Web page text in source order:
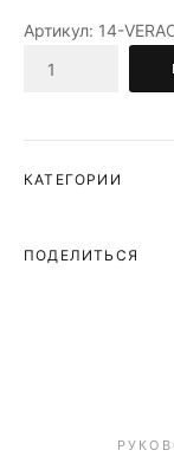
Артикул: 14-
КАТЕГОРИИ
ПОДЕЛИТЬСЯ